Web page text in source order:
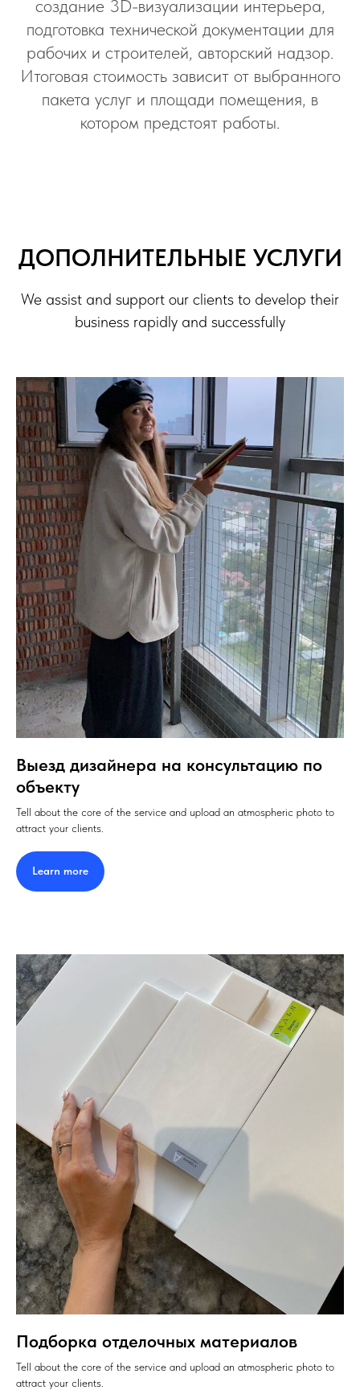
создание 3D-визуализации интерьера,
подготовка технической документации для
рабочих и строителей, авторский надзор.
Итоговая стоимость зависит от выбранного
пакета услуг и площади помещения, в
котором предстоят работы.
ДОПОЛНИТЕЛЬНЫЕ УСЛУГИ
We assist and support our clients to develop their
business rapidly and successfully
Выезд дизайнера на консультацию по
объекту
Tell about the core of the service and upload an atmospheric photo to
attract your clients.
Learn more
Подборка отделочных материалов
Tell about the core of the service and upload an atmospheric photo to
attract your clients.